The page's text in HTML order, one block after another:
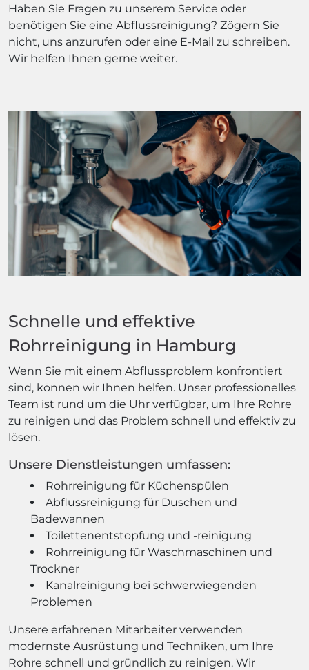
Haben Sie Fragen zu unserem Service oder
benötigen Sie eine Abflussreinigung? Zögern Sie
nicht, uns anzurufen oder eine E-Mail zu schreiben.
Wir helfen Ihnen gerne weiter.
Schnelle und effektive
Rohrreinigung in Hamburg
Wenn Sie mit einem Abflussproblem konfrontiert
sind, können wir Ihnen helfen. Unser professionelles
Team ist rund um die Uhr verfügbar, um Ihre Rohre
zu reinigen und das Problem schnell und effektiv zu
lösen.
Unsere Dienstleistungen umfassen:
Rohrreinigung für Küchenspülen
Abflussreinigung für Duschen und
Badewannen
Toilettenentstopfung und -reinigung
Rohrreinigung für Waschmaschinen und
Trockner
Kanalreinigung bei schwerwiegenden
Problemen
Unsere erfahrenen Mitarbeiter verwenden
modernste Ausrüstung und Techniken, um Ihre
Rohre schnell und gründlich zu reinigen. Wir